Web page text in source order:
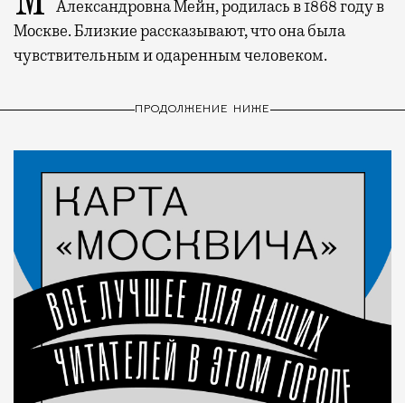
Александровна Мейн, родилась в 1868 году в
Москве. Близкие рассказывают, что она была
чувствительным и одаренным человеком.
ПРОДОЛЖЕНИЕ НИЖЕ